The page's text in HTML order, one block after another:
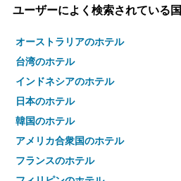
ユーザーによく検索されている国
オーストラリアのホテル
台湾のホテル
インドネシアのホテル
日本のホテル
韓国のホテル
アメリカ合衆国のホテル
フランスのホテル